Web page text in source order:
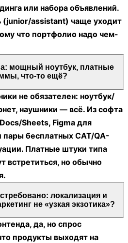
или набора объявлений.
(junior/assistant) чаще уходит
что портфолио надо чем-
мощный ноутбук, платные
что-то ещё?
не обязателен: ноутбук/
наушники — всё. Из софта
Sheets, Figma для
пары бесплатных CAT/QA-
Платные штуки типа
встретиться, но обычно
локализация и
не «узкая экзотика»?
да, но спрос
продукты выходят на